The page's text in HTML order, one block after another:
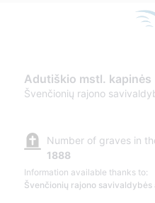
Adutiškio mstl. kapinės
Švenčionių rajono
Number of graves in
1888
Information available thanks to:
Švenčionių rajono